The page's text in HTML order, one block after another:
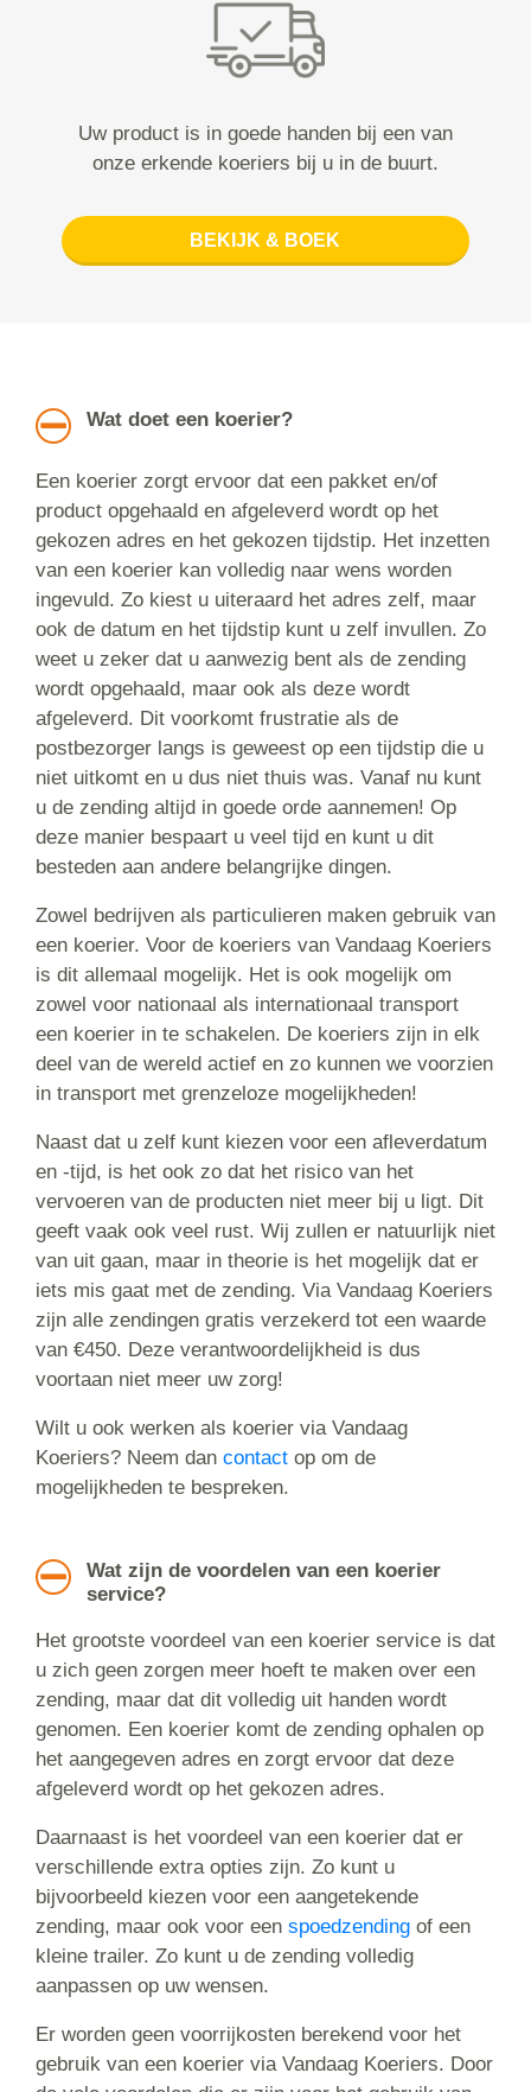
Uw product is in goede handen bij een van
onze erkende koeriers bij u in de buurt.
BEKIJK & BOEK
Wat doet een koerier?
Een koerier zorgt ervoor dat een pakket en/of
product opgehaald en afgeleverd wordt op het
gekozen adres en het gekozen tijdstip. Het inzetten
van een koerier kan volledig naar wens worden
ingevuld. Zo kiest u uiteraard het adres zelf, maar
ook de datum en het tijdstip kunt u zelf invullen. Zo
weet u zeker dat u aanwezig bent als de zending
wordt opgehaald, maar ook als deze wordt
afgeleverd. Dit voorkomt frustratie als de
postbezorger langs is geweest op een tijdstip die u
niet uitkomt en u dus niet thuis was. Vanaf nu kunt
u de zending altijd in goede orde aannemen! Op
deze manier bespaart u veel tijd en kunt u dit
besteden aan andere belangrijke dingen.
Zowel bedrijven als particulieren maken gebruik van
een koerier. Voor de koeriers van Vandaag Koeriers
is dit allemaal mogelijk. Het is ook mogelijk om
zowel voor nationaal als internationaal transport
een koerier in te schakelen. De koeriers zijn in elk
deel van de wereld actief en zo kunnen we voorzien
in transport met grenzeloze mogelijkheden!
Naast dat u zelf kunt kiezen voor een afleverdatum
en -tijd, is het ook zo dat het risico van het
vervoeren van de producten niet meer bij u ligt. Dit
geeft vaak ook veel rust. Wij zullen er natuurlijk niet
van uit gaan, maar in theorie is het mogelijk dat er
iets mis gaat met de zending. Via Vandaag Koeriers
zijn alle zendingen gratis verzekerd tot een waarde
van €450. Deze verantwoordelijkheid is dus
voortaan niet meer uw zorg!
Wilt u ook werken als koerier via Vandaag
Koeriers? Neem dan contact op om de
mogelijkheden te bespreken.
Wat zijn de voordelen van een koerier
service?
Het grootste voordeel van een koerier service is dat
u zich geen zorgen meer hoeft te maken over een
zending, maar dat dit volledig uit handen wordt
genomen. Een koerier komt de zending ophalen op
het aangegeven adres en zorgt ervoor dat deze
afgeleverd wordt op het gekozen adres.
Daarnaast is het voordeel van een koerier dat er
verschillende extra opties zijn. Zo kunt u
bijvoorbeeld kiezen voor een aangetekende
zending, maar ook voor een spoedzending of een
kleine trailer. Zo kunt u de zending volledig
aanpassen op uw wensen.
Er worden geen voorrijkosten berekend voor het
gebruik van een koerier via Vandaag Koeriers. Door